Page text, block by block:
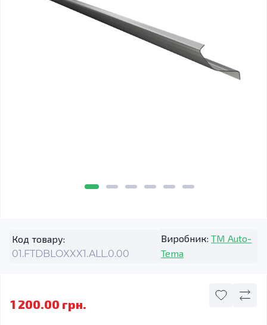
Код товару:
01.FTDBLOXXX1.ALL.0.00
Виробник: TM Auto-
Tema
1 200.00 грн.